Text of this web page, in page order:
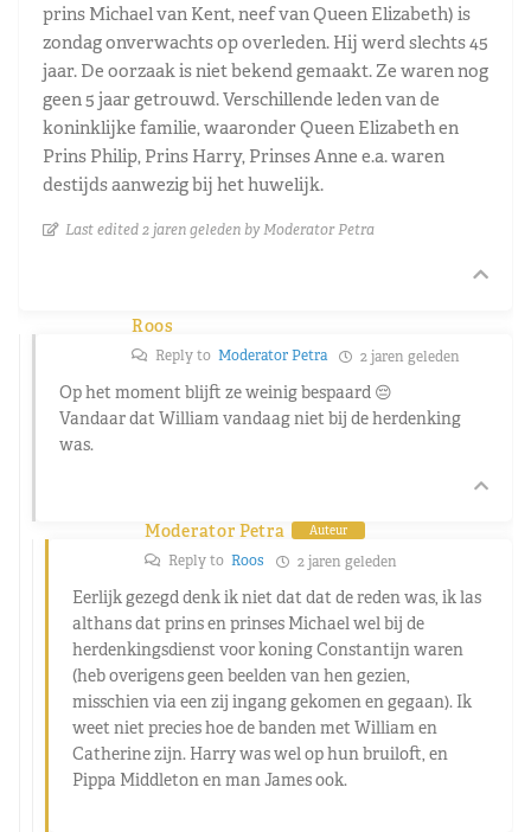
prins Michael van Kent, neef van Queen Elizabeth) is
zondag onverwachts op overleden. Hij werd slechts 45
jaar. De oorzaak is niet bekend gemaakt. Ze waren nog
geen 5 jaar getrouwd. Verschillende leden van de
koninklijke familie, waaronder Queen Elizabeth en
Prins Philip, Prins Harry, Prinses Anne e.a. waren
destijds aanwezig bij het huwelijk.
Last edited 2 jaren geleden by Moderator Petra
Roos
Reply to Moderator Petra 2 jaren geleden
Op het moment blijft ze weinig bespaard 😔
Vandaar dat William vandaag niet bij de herdenking
was.
Moderator Petra Auteur
Reply to Roos 2 jaren geleden
Eerlijk gezegd denk ik niet dat dat de reden was, ik las
althans dat prins en prinses Michael wel bij de
herdenkingsdienst voor koning Constantijn waren
(heb overigens geen beelden van hen gezien,
misschien via een zij ingang gekomen en gegaan). Ik
weet niet precies hoe de banden met William en
Catherine zijn. Harry was wel op hun bruiloft, en
Pippa Middleton en man James ook.